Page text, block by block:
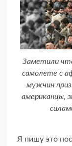
Заметили
самолете с
мужчин
американцы,
Я пишу это